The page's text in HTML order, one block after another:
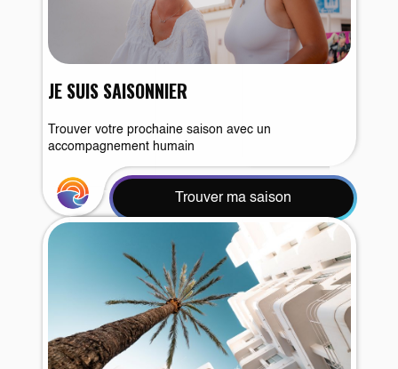
Trouver ma saison
JE SUIS SAISONNIER
Trouver votre prochaine saison avec un
accompagnement humain